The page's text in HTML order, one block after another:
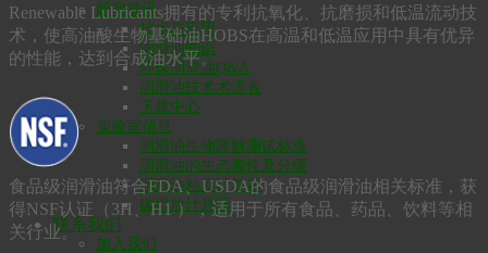
新闻资讯
技术与应用
润滑油知识
环保润滑油Q&A
润滑油技术术语表
下载中心
实验室信息
润滑油生物降解测试标准
润滑油的生态毒性及分级
润滑油粘度计算器
碳排放计算器
联系我们
加入我们
Renewable Lubricants拥有的专利抗氧化、抗磨损和低温流动技
术，使高油酸生物基础油HOBS在高温和低温应用中具有优异
的性能，达到合成油水平。
食品级润滑油符合FDA、USDA的食品级润滑油相关标准，获
得NSF认证（3H、H1 ），适用于所有食品、药品、饮料等相
关行业。